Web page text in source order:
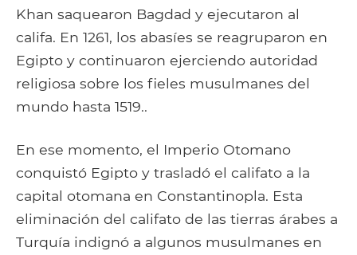
Khan saquearon Bagdad y ejecutaron al
califa. En 1261, los abasíes se reagruparon en
Egipto y continuaron ejerciendo autoridad
religiosa sobre los fieles musulmanes del
mundo hasta 1519..
En ese momento, el Imperio Otomano
conquistó Egipto y trasladó el califato a la
capital otomana en Constantinopla. Esta
eliminación del califato de las tierras árabes a
Turquía indignó a algunos musulmanes en